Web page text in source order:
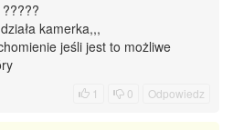
kamerka,,,
jeśli jest to możliwe
1 0 Odpowiedz